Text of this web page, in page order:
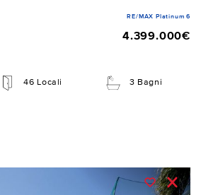
RE/MAX Platinum 6
4.399.000€
46 Locali 3 Bagni